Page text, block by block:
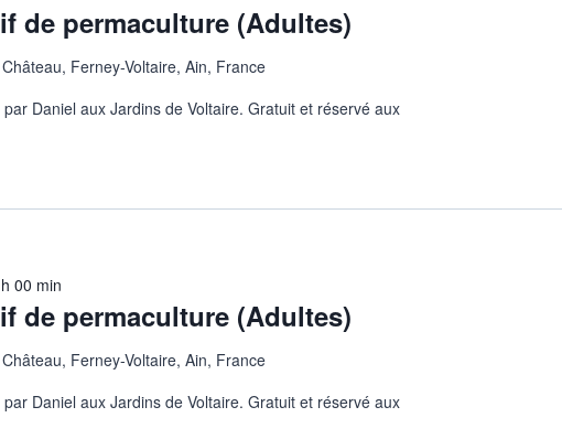
de permaculture (Adultes)
Ferney-Voltaire, Ain, France
Daniel aux Jardins de Voltaire. Gratuit et réservé aux
de permaculture (Adultes)
00 min
Ferney-Voltaire, Ain, France
Daniel aux Jardins de Voltaire. Gratuit et réservé aux